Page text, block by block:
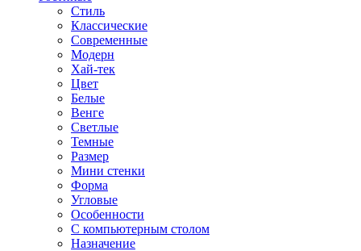
Стиль
Классические
Современные
Модерн
Хай-тек
Цвет
Белые
Венге
Светлые
Темные
Размер
Мини стенки
Форма
Угловые
Особенности
С компьютерным столом
Назначение